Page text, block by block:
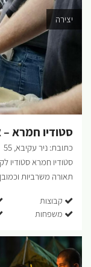
דרך מילים ימי שישי –
תוכן עשיר ומרומם,
יצירה
סטודיו חמרא
כתובת: ניר עקיבא, 55
סטודיו חמרא סטודיו
תאורה משרביות
בוקר/אחהצ/וערב
בסטודיו דרך הקרן
מסיבות יומולדת ועוד
קבוצות
משפחות